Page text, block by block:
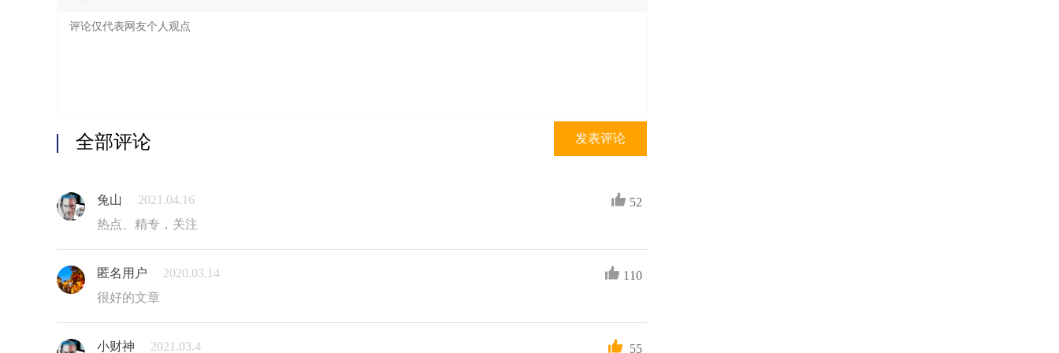
发表评论
全部评论
兔山 2021.04.16
52
热点、精专，关注
匿名用户 2020.03.14
110
很好的文章
小财神 2021.03.4 55